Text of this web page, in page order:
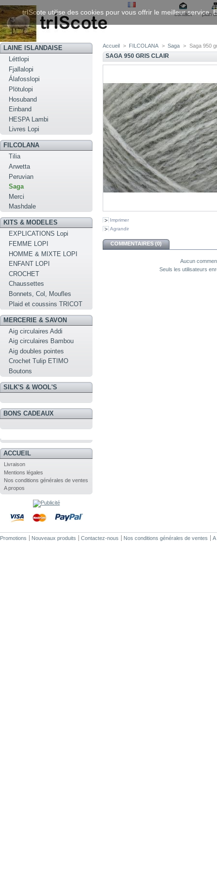
contact plan
LAINE ISLANDAISE
Léttlopi
Fjallalopi
Álafosslopi
Plötulopi
Hosuband
Einband
HESPA Lambi
Livres Lopi
FILCOLANA
Tilia
Arwetta
Peruvian
Saga
Merci
Mashdale
KITS & MODELES
EXPLICATIONS Lopi
FEMME LOPI
HOMME & MIXTE LOPI
ENFANT LOPI
CROCHET
Chaussettes
Bonnets, Col, Moufles
Plaid et coussins TRICOT
MERCERIE & SAVON
Aig circulaires Addi
Aig circulaires Bambou
Aig doubles pointes
Crochet Tulip ETIMO
Boutons
SILK'S & WOOL'S
BONS CADEAUX
ACCUEIL
Livraison
Mentions légales
Nos conditions générales de ventes
A propos
Accueil > FILCOLANA > Saga > Saga 950
SAGA 950 GRIS CLAIR
Imprimer
Agrandir
COMMENTAIRES (0)
Aucun
Seuls les utilisateurs
Promotions Nouveaux produits Contactez-nous Nos conditions générales de ventes A
trIScote utilise des cookies pour vous offrir le meilleur